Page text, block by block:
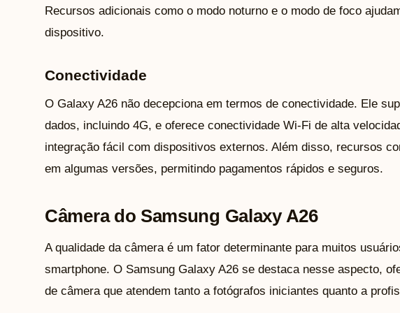
Recursos adicionais como o modo noturno e o modo de foco
dispositivo.
Conectividade
O Galaxy A26 não decepciona em termos de conectividade. Ele
dados, incluindo 4G, e oferece conectividade Wi-Fi de alta
integração fácil com dispositivos externos. Além disso, recursos
em algumas versões, permitindo pagamentos rápidos e seguros.
Câmera do Samsung Galaxy A26
A qualidade da câmera é um fator determinante para muitos
smartphone. O Samsung Galaxy A26 se destaca nesse aspecto,
de câmera que atendem tanto a fotógrafos iniciantes quanto a